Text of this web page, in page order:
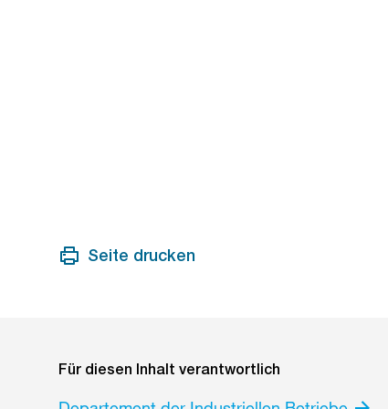
Seite drucken
Für diesen Inhalt verantwortlich